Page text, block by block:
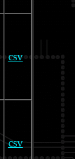
csv
csv